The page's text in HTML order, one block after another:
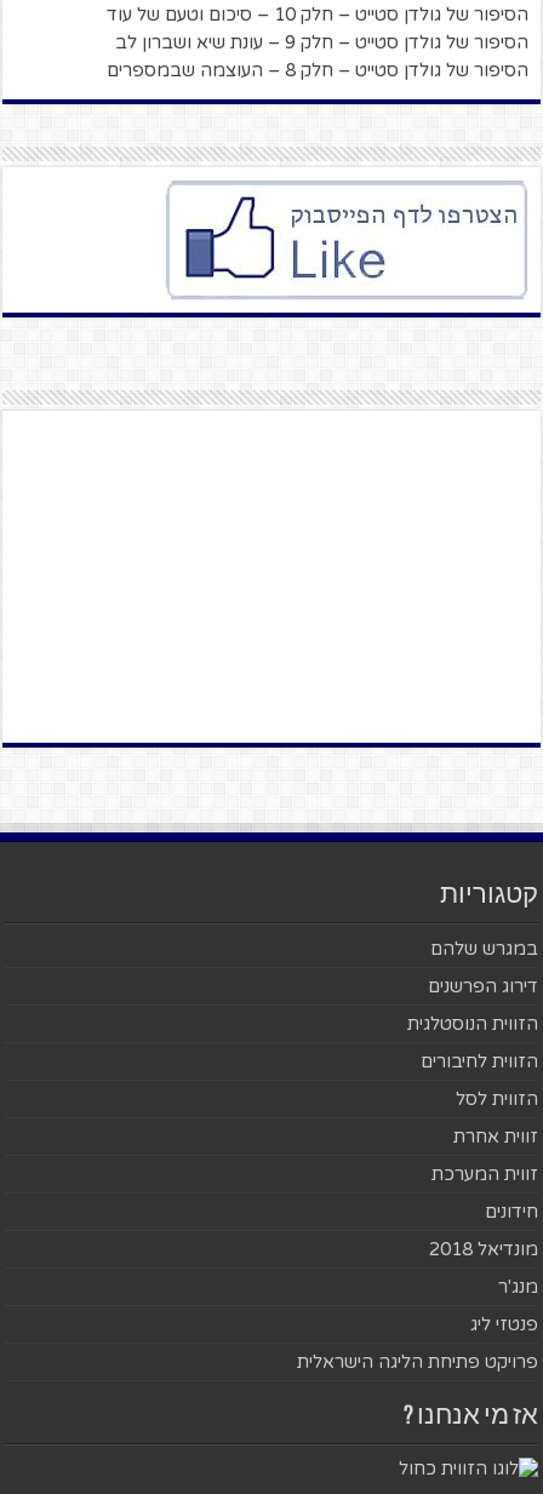
הסיפור של גולדן סטייט – חלק 10 – סיכום וטעם של עוד
הסיפור של גולדן סטייט – חלק 9 – עונת שיא ושברון לב
הסיפור של גולדן סטייט – חלק 8 – העוצמה שבמספרים
קטגוריות
במגרש שלהם
דירוג הפרשנים
הזווית הנוסטלגית
הזווית לחיבורים
הזווית לסל
זווית אחרת
זווית המערכת
חידונים
מונדיאל 2018
מנג'ר
פנטזי ליג
פרויקט פתיחת הליגה הישראלית
אז מי אנחנו ?